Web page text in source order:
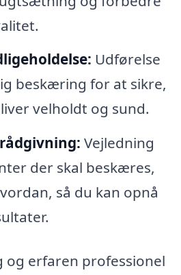
Udførelse
beskæring for at sikre,
velholdt og sund.
Vejledning
der skal beskæres,
så du kan opnå
og erfaren professionel